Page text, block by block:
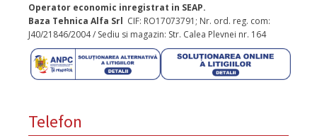
Operator economic inregistrat in SEAP.
Baza Tehnica Alfa Srl CIF: RO17073791; Nr. ord. reg. com:
J40/21846/2004 / Sediu si magazin: Str. Calea Plevnei nr. 164
Telefon